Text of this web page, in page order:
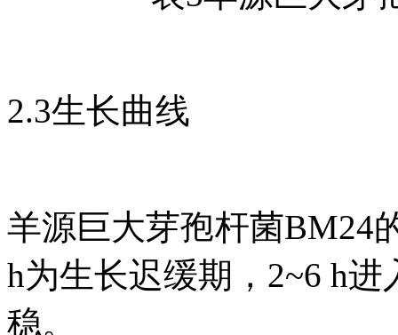
2.3生长曲线
羊源巨大芽孢杆菌BM24
h为生长迟缓期，2~6 h
稳。